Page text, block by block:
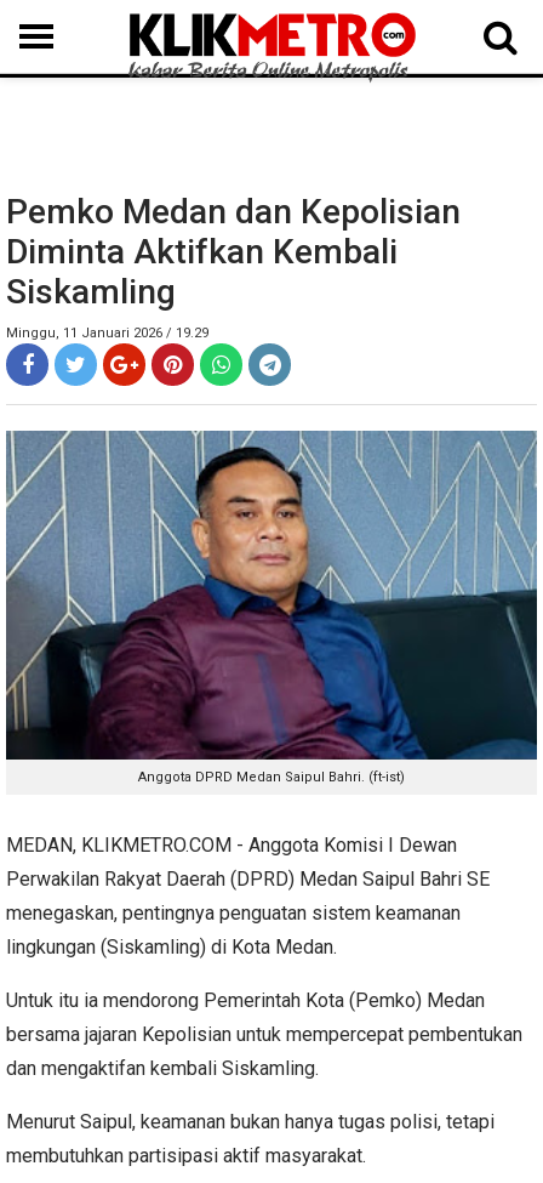
MEDAN LANGKAT DAIRI SAMOSIR TAPUT BATUBARA DELISERDANG
Pemko Medan dan Kepolisian
Diminta Aktifkan Kembali
Siskamling
Minggu, 11 Januari 2026 / 19.29
Anggota DPRD Medan Saipul Bahri. (ft-ist)
MEDAN, KLIKMETRO.COM - Anggota Komisi I Dewan
Perwakilan Rakyat Daerah (DPRD) Medan Saipul Bahri SE
menegaskan, pentingnya penguatan sistem keamanan
lingkungan (Siskamling) di Kota Medan.
Untuk itu ia mendorong Pemerintah Kota (Pemko) Medan
bersama jajaran Kepolisian untuk mempercepat pembentukan
dan mengaktifan kembali Siskamling.
Menurut Saipul, keamanan bukan hanya tugas polisi, tetapi
membutuhkan partisipasi aktif masyarakat.